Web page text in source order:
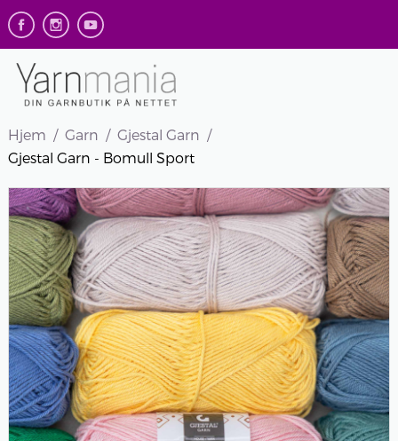
Hjem Garn
Gjestal Garn
Gjestal Garn - Bomull Sport